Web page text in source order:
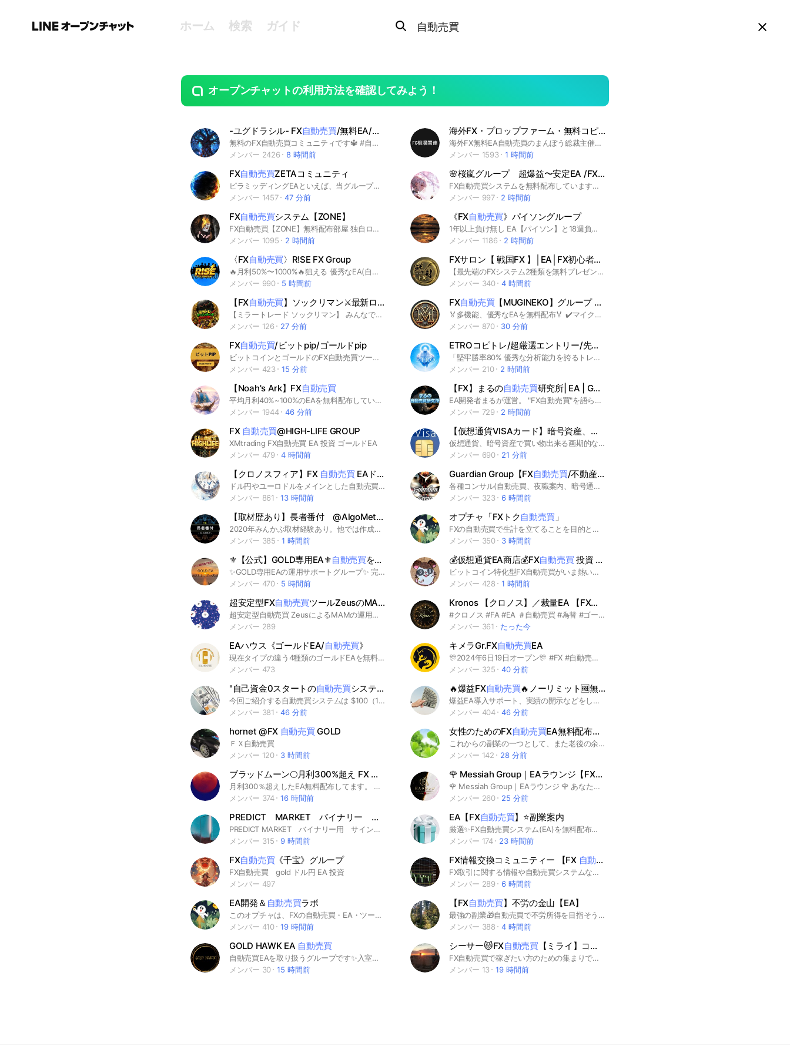
ホーム 検索 ガイド
OpenChats
or
search
area
オープンチャットの利用方法を確認してみよう！
-ユグドラシル- FX自動売買/無料EA/ユーロドル/GOLD
無料のFX自動売買コミュニティです🔱 #自動売買 #EA #無料EA #FX #GOLD #EURUSD #為替 #バイナリー #BO #バイオプ #バイナリーオプション #BO配信 #トレード #コピトレ #配信 #BTC #Bitcoin #ビットコイン #仮想通貨 #仮想通貨 #暗号通貨 #副業 #投資初心者 #資産運用
メンバー 2426
8 時間前
海外FX・プロップファーム・無料コピトレ無料EA
海外FX無料EA自動売買のまんぼう総裁主催のオープンチャットです まんぼう総裁が取り上げるEA自動売買・FX・商品先物・暗号通貨や海外FXブローカーの話しなどの相場関連のオープンチャットです まずはノートの規約の確認をお願いします ＊許可の無い宣伝投稿は即BANします #海外FX #EA自動売買 #コピトレ #コピートレード #Ctrader
メンバー 1593
1 時間前
FX自動売買ZETAコミュニティ
ピラミッディングEAといえば、当グループにお任せ下さい🔥 今年に入ってからのトレンド相場はピラミッディングシステムには寧ろご褒美‼️ナンピンEAがお嫌いな方にもお勧めできます‼️ #バイナリー無料配信 #バイナリー初心者 #バイナリーオプション #バイナリー無料配信案内 #バイナリー #バイナリーレクチャー #バイナリー女子は詐欺 #副業 #主婦 #FX #FX自動売買#マイクロ口座#fxトレーダー #相互フォロー #いいね返し #億トレーダー #いいね #転売 #副業 #マーチン無し #平成生まれ #筋トレ #バイナリーレクチャー #相互フォロー #ハイローオーストリア #バイナリー初心者 #ツール #FX自動売買 #フォロば100 #バイナリー配信 #フォロー返し #バカラ無料配信 #ビットコイン #仮想通貨 #暗号資産 #ゴールド #GOLD ＃ドル円 #ユロドル #ユロル
メンバー 1457
47 分前
🌸桜嵐グループ 超爆益〜安定EA /FX
自動売買
FX自動売買システムを無料配布しています。超爆益EAから安定EAまで幅広いラインナップがあり、当グループだけでポートフォリオが完結。【 ゆうと】【こはる】の管理者2名体制でしっかり運用サポートをさせていただきます。 ゴールド/ポンドル/ビットコイン/FX自動売買システム
メンバー 997
2 時間前
FX自動売買システム【ZONE】
FX自動売買【ZONE】無料配布部屋 独自ロジックをベースとし急変救済機能を搭載！トレンド時に有効に発動！ #無料EA #ゴールドEA #FX自動売買 #投資
メンバー 1095
2 時間前
《FX自動売買》パイソングループ
1年以上負け無し EA【パイソン】と18週負け無しのGOLD EA【キングパイソン】の2種類を無料配布中！ #FX無料配信 #FX自動売買 #バイナリー #バカラ #先出し #ゴールド #ユロドル #ドル円 #無料EA #副業 #アフィリエイト #オンカジ #仮想通貨
メンバー 1186
2 時間前
〈FX自動売買〉R!SE FX Group
🔥月利50%〜1000%🔥狙える 優秀なEA(自動売買ツール)のみ無料配布中！ ーここはFXを通じて日常を変化させ、そして"RISE(上昇)"させていく本気の人達が集まる場所ー 実績配信・運用/設置サポート・マインド発信 初心者から経験者まで幅広く運用中！ Gold特化爆益EAから安定型EAまで幅広く提供‼️ こんなに豊富なEAが揃っているのは R!SE FX Groupだけ‼️ 🌪️ Gold特化極爆益EA 🌪️ 想定月利500％〜1000％ 🐉Gold特化極爆益EA🐉 想定月利100%〜500％ 運用中の方も検討中の方も 👇マナーのある方はお気軽に入られて下さい👇 ※入られましたら右上三本線からノートを全てご覧下さい※ 🚨違反宣伝行為禁止🚨 #自動売買 #FX自動売買 #EA #無料EA #自動売買ツール #自動売買EA
メンバー 990
5 時間前
FXサロン【 戦国FX 】│EA│FX初心者│FXトレード│株│仮想通貨│
【最先端のFXシステム2種類を無料プレゼント🎁】 FX無料サロン【戦国FX】では 最先端のFXシステム2種類を 完全無料でプレゼントしております🎁 有料ではなく無料になってますので 気軽にご参加くださいね！ #FX #FX初心者 #FX自動売買 #FX裁量 #FXトレード #FXトレード #株 #仮想通貨 #トレード #副業 #アフィリエイト #転売 #ブログ #インスタ #Tiktok #無料でできる #主婦 #サラリーマン #学生
メンバー 340
4 時間前
【FX自動売買】ソックリマン⚔️最新ロジックEA 自動売買 🤖成功報酬0で運用📈スマホのみ初心者歓迎🎉
【ミラートレード ソックリマン】 みんなで情報を共有しながら、相場と向き合う “参加型ミラートレードコミュニティ” ━━━━━━━━━━━━━━━ ■ ソックリマンとは？ ━━━━━━━━━━━━━━━ ミラートレード ソックリマンは、 FX・GOLD・EURUSDなどの運用情報を共有しながら、 初心者〜経験者まで交流できるオープンチャットです。 実際の運用者の考え方や資金管理、 相場への向き合い方を学びながら、 自分自身のトレード知識を深めていくことを目的としています。 「1人で相場を見るのが不安…」 「トレード仲間が欲しい」 「ミラトレを学びながら運用したい」 そんな方に向けたコミュニティです。 ━━━━━━━━━━━━━━━ ■ 運用スタイル ━━━━━━━━━━━━━━━ 親口座は、最新EA（自動売買システム）を利用して運用しています。 裁量トレードではなく自動売買による運用のため、 感情に左右されにくい運用を目指しています。 また、 ✅ VPS不要 ✅ 成功報酬無し ✅ スマホ中心でも管理しやすい環境 など、できるだけシンプルに参加しやすい形を目指しています。 ━━━━━━━━━━━━━━━ ■ メリット ━━━━━━━━━━━━━━━ ✅ ミラートレードの考え方を学べる ✅ 相場情報をリアルタイムで共有できる ✅ 自動売買による感情に左右されにくい運用 ✅ 初心者でも質問しやすい環境 ✅ 資金管理やリスク管理の意識が身につく ✅ VPS不要で始めやすい ✅ 成功報酬無しで参加しやすい ━━━━━━━━━━━━━━━ ■ デメリット・注意点 ━━━━━━━━━━━━━━━ ⚠ 相場状況により損失が発生する場合があります ⚠ ミラートレードは利益を保証するものではありません ⚠ 急変動やロスカットが発生する可能性があります ⚠ 自動売買でも相場状況によって成績が変動します ⚠ 過去実績は将来の成果を保証するものではありません ⚠ 必ず余剰資金でご参加ください ━━━━━━━━━━━━━━━ ■ 参加前のお願い ━━━━━━━━━━━━━━━ 当コミュニティは、情報共有および交流を目的としており、 特定の金融商品の売買推奨、投資助言、利益保証を目的とするものではありません。 最終的な投資判断は、ご自身の責任と判断でお願いします。
メンバー 126
27 分前
FX自動売買 【MUGINEKO】グループ ゴールド GOLD EA 全通通貨ペア
🏅多機能、優秀なEAを無料配布🏅 ✔️マイクロ口座対応！（1万円〜運用）︎︎︎︎ ︎︎︎︎✔️全通貨ペア対応︎︎︎︎！ #FX自動売買 #FX自動売買 #自動売買 #FX #EA #無料EA #GOLDEA#GOLD #ゴールド #ゴールドEA #XAU #ゴールドEA #ゴールド自動売買 #FX自動売買 #為替 #BTC #ビットコイン #Bitcoin #仮想通貨 #暗号資産 #暗号通貨 #トレード #全通貨ペア #全通貨ペア対応 #ドル円
メンバー 870
30 分前
FX自動売買/ビットpip/ゴールドpip
ビットコインとゴールドのFX自動売買ツールを無料配布しています。 タイプの異なる4つのEAです。 EA初めての方歓迎です。設定代行もさせていただきます。 まずは、ノートをご確認ください。
メンバー 423
15 分前
ETROコピトレ/超厳選エントリー/先出し裁量配信/GOLD/ゴールドEA/FX/
「堅牢勝率80% 優秀な分析能力を誇るトレーダーKouの 圧倒的に安全な厳選エントリーで最も再現性の高いコピトレ。破綻率を極限まで下げた完璧なトレード」 #自動売買 #FX #EA #GOLD #ゴールド #XAU #バイナリーオプション #バイナリー #為替 #BTC #ビットコイン #Bitcoin #仮想通貨 #暗号資産 #暗号通貨＃コピートレード＃コピトレ#トレード #バイオプ #BO #投資 #副業 #レクチャー #投資 #サロン #先出し #裁量
メンバー 210
2 時間前
【Noah's Ark】FX自動売買
平均月利40%~100%のEAを無料配布しています📈 皆様気軽にご参加ください✨ #自動売買 #FX #EA #GOLD #ゴールド #ドル円 #USDJPY #ユーロドル #バイナリー #バイナリーオプション #為替 #配信 #先出し #ビットコイン #BTC #Bitcoin #仮想通貨 #副業 #ビジネス
メンバー 1944
46 分前
【FX】まるの自動売買研究所| EA | GOLD
EA開発者まるが運営。 "FX自動売買"を語らう。 実践研究コミュニティ部屋 FX 海外FX XM GOLD XAUUSD 自動売買 EA 無料EA ナンピンマーチン 高利回り 爆益 複利運用 EA開発 バックテスト Forwardテスト 資金管理 ハイレバレッジ ゼロカット スキャルピング デイトレード スイングトレード ポジショントレード 裁量補助 コピートレード PAMM MAM IB IntroducingBroker アフィリエイト 案件 副業 在宅ワーク 初心者歓迎 無料相談 24時間サポート LINE集客 SNSマーケティング Twitter YouTube SEO タグ付け バックリンク キーワード選定 バイナリーオプション BTC USDT 仮想通貨 DeFi レンディング ステーキング NFT メタバース ポイント錬金 セルフバック ASP A8 インプレッション課金 CPC広告 Meta広告 FacebookAds GoogleAds トレンド解析 リスクヘッジ ヘッジファンド ポートフォリオ テクニカル分析 ファンダメンタルズ ダウ理論 エリオット波動 フィボナッチ 移動平均線 ボリンジャーバンド RSI MACD CCI モメンタム ボラティリティ 経済指標 FOMC CPI 雇用統計 地政学リスク 金利差 スワップポイント ETF CFD 先物 オプション AIトレード 機械学習 Python Pandas バックテスター VPS クラウドサーバー 高速約定 低スプレッド マイクロ口座 ゼロ口座 リベート キャッシュバック ボーナス 入金不要 クレジット ビットウォレット STICPAY 即時出金 法人化 節税 経費計上 確定申告 損益通算 海外送金 AML KYC 匿名性 プライバシー マネロン対策 税務調査 金融庁 レギュレーション コンプライアンス 少額スタート 積立 長期投資 短期売買 両建て システムトレード 定型化 自動化 業務効率化 チャットボット ChatGPT プロンプトエンジニアリング API連携 ノーコードツール Zapier Make スプレッドシート連携 Webhook CRM MAツール 多通貨ペア AUDJPY EURUSD GBPUSD クロス円 ゴールド
メンバー 729
2 時間前
FX 自動売買@HIGH-LIFE GROUP
XMtrading FX自動売買 EA 投資 ゴールドEA
メンバー 479
4 時間前
【仮想通貨VISAカード】暗号資産、クリプトカードで買い物‼️
仮想通貨、暗号資産で買い物出来る画期的なクリプトカードが登場‼️ビットコインやイーサリアムやリップルやUSDTで世界の何処でもVISA加盟店でいつでも買い物出来る🤩そして、日本のATMでも現金出金が出来ますよ🏧クレジットカードやデビットカードと違い審査不要で誰でも簡単に買い物出来ちゃうので嬉しい😊更に残高は全自動売買AI botが資産を運用してくれるので、どんどん利息が溜まっちゃいます‼️
メンバー 690
21 分前
【クロノスフィア】FX 自動売買 EAドル円 ゴールド ユーロドル 副業
ドル円やユーロドルをメインとした自動売買グループです。 ナンピンシステムや単ポジシステムなどを扱ってます。 #EA#ドル円#自動売買#ゴールド#オージー#FX#投資#副業#xau#クロス
メンバー 861
13 時間前
Guardian Group【FX自動売買/不動産投資/企業投資/資金調達/夜職紹介】
各種コンサル(自動売買、夜職案内、暗号通貨、不動産投資、企業投資、資金調達)やってます。代理店も常時募集中。各種興味がある方はお声がけいただければと思います。 下ネタ、誹謗中傷、他オプチャなどへの誘導以外であれば雑談可です！
メンバー 323
6 時間前
【取材歴あり】長者番付 @AlgoMetaグループ@EA@ 自動売買
2020年みんかぶ取材経験あり。他では作成できないEAを提供しております。 #ゴールド #高収入 #自動売買 #FX #投資 #BO配信 #無料配信 #ドル円 #暗号通貨 #コピートレード #XAU #GOLD #バイナリーオプション #株 #仮想通貨 #資産 #ユーロ #ポンド #爆益 #無料 #アフィリエイト #副業 #転職 #
メンバー 385
1 時間前
オプチャ「FXトク自動売買 」
FXの自動売買で生計を立てることを目的としたグループです。 皆さんの情報を共有して最短でFIREを目指しましょう！ 本業とは別の副収入の柱を作るのも良いですね。 もちろん、お小遣い稼ぎが目的でもOKです ＃FX自動売買 #EA #FX ＃GOLD #ゴールド系EA #FIRE
メンバー 350
3 時間前
⚜️【公式】GOLD専用EA⚜️自動売買を専業が全力サポート⭐️完全無料⭐️
✨GOLD専用EAの運用サポートグループ✨ 完全無料でEA提供＆導入サポートしております😊 📈 実績公開中（0.01lotからOK） 📩 資産運用・設定相談も全て無料 💡初心者・副業未経験でも安心スタート！ 📍爆益型「Z」／安定型「ペルセポネ」 📊 毎日実績報告あり！ 🔻こんな方におすすめ ・FXは初心者だけど興味がある ・完全放置で資産形成したい ・人任せではなく、中身も理解したい 安心して参加できるオープンチャットです📩 #FX初心者歓迎 #自動売買EA #副業情報 #ゴールドトレード #資産形成 #完全自動 #爆益型EA #スタンダード口座 #低リスク投資 #副収入のある暮らし #ペルセポネ #EA運用実績 #ゴールド運用 #月利報告 #副業仲間募集中 #在宅副業 #FIREしたい #放置で資産運用 #信頼サポート付き #EA無料配布中 #本日の経済指標 #指標トレード #FOMC待ち #雇用統計 #ゴールド分析 #ドル円予想 #自動売買EA #FX自動売買 #爆益型EA
メンバー 470
5 時間前
💰仮想通貨EA商店💰FX自動売買 投資 BTC配信 仮想通貨 無料EA
ビットコイン特化型FX自動売買がいま熱い🔥 無料でEAを配布中🪙
メンバー 428
1 時間前
超安定型FX自動売買ツールZeusのMAM運用に関する情報交換場所
超安定型自動売買 ZeusによるMAMの運用情報交換する場所になります。
メンバー 289
Kronos 【クロノス】／裁量EA 【FX配信】無料配布/
#クロノス #FA #EA ＃自動売買 #為替 #ゴールド #GOLD ＃バイナリー＃為替#配信#BTC #ビットコイン ＃ Bitcoin #仮想通貨＃暗号資産#暗号通貨＃コピートレード＃コピトレ#トレード＃バイオプ＃投資#副業#レクチヤー＃投資#MAM ＃PAMM ＃裁量#USD#ドル円＃金融＃ビジネス＃不労所得＃月利#お小遣い＃副収入＃無料配信
メンバー 361
たった今
EAハウス《ゴールドEA/自動売買》
現在タイプの違う4種類のゴールドEAを無料配布中🏠当オプチャではユーザーさんへのフォローに力を入れています✨EA初心者歓迎🔰EAについて理解を深め一緒に資産形成していきましょう💪＃FX初心者＃初心者投資家＃EA＃自動売買 #ドル円 #ゴールド＃FIRE＃ユロ円＃早期退職＃副業＃在宅＃副業＃株＃為替＃雑談 #検証＃Bitcoin＃BTC＃仮想通貨＃宣伝 #バイナリー#情報
メンバー 473
キメラGr.FX自動売買EA
🎊2024年6日19日オープン🎊 #FX #自動売買 #EA #無料EA #無料配布 #為替 #投資 #ゴールド #FX配信#ビットコイン
メンバー 325
40 分前
"自己資金0スタートの自動売買システム"
今回ご紹介する自動売買システムは $100（15,000円）を過去6か月で約55倍の $5500（820,000円）まで増やした実績のあるシステムとなっています✨ 気になる自己資金$100の捻出ですが、、、 2009年設立の老舗証券会社Vantage Tradingの登録ボーナス($100)を使います！ 受け取ったボーナス$100をノーリスク運用することでハイリターンを狙えるチャンスを創りだしました👌 自分の運用資金の持ち出しは完全０でスタート可能なシステムとなっております！ #FX #自動売買 #EA #投資 #副業 #不労所得 #ゴールド #GOLD #XAUUSD #ユーロドル #ドル円 #FX自動売買 #シストレ #自動売買システム #トレード #裁量 #専業 #兼業 #爆益 #爆益EA #ゴールドEA #GOLDEA #バカラ #バイナリー #BO
メンバー 381
46 分前
🔥爆益FX自動売買🔥ノーリミット🆓無料配布中🆓【最新goldEA】
爆益EA導入サポート、実績の開示などをします！ 自動売買の意見交換なども出来ればと思もっていますので、お気軽にご参加下さい^^ #自動売買 #FX #無料EA
メンバー 404
46 分前
hornet @FX 自動売買 GOLD
ＦＸ自動売買
メンバー 120
3 時間前
女性のためのFX自動売買EA無料配布⭐️まのん
これからの副業の一つとして、また老後の余裕としてのFX自動売買💰EA無料配布💵３通貨#副業#FX#FX自動売買#EA無料配布
メンバー 142
28 分前
ブラッドムーン🌕月利300%超え FX
自動売買 検証 稼働 EA無料配布
月利300％超えしたEA無料配布してます。 ぜひ一緒に資産を増やしていきましょう！ 投資初心者、FXの自動売買で資産形成をしましょう！ #自動売買 #FX #EA #gold #GOLD #ゴールド #投資 #副業 #株 #物販 #サロン #ビットコイン #未来 #投資初心者 #BO #仮想通貨
メンバー 374
16 時間前
🌹 Messiah Group｜EAラウンジ【FX
自動売買
🌹 Messiah Group｜EAラウンジ 🌹 あなたに合ったEAが、ここにある。 FX自動売買（EA）の無料配布・運用サポートコミュニティです。 はじめまして、管理人のうめ子です🌸 EAラウンジでは、初心者から経験者まで、一人ひとりの運用スタイルに合わせて選べるEAをご用意しています。 🌹 Messiah Collection（EAコレクション） あなたの運用スタイルに合わせて選べる、4つの看板EA。 🛡 Slalom Edge 守りながら、勝つ。 可変ナンピンとスラローム制御を搭載した、リスク管理重視の安定運用モデル。 📈 G-TRADE VECTOR 流れを捉え、利益へ導く。 トレンドに沿って利益を狙う、戦略型EA。 🌹 閃光メシア 美しく、冷静に、利益を狙う。 厳選したポイントだけでエントリーする、順張り特化モデル。 👑 金翼ルシファー 大きく狙う、その翼。 短期で利益を狙う、爆発力重視のハイリターンモデル。 🌸 うめ子が大切にしていること 私は、「ただ稼げればいい」とは考えていません。 大切な資金だからこそ、 ✅ 無理なロットで運用しない ✅ 危険な相場では無理をしない ✅ まずは資金回収を優先する ✅ 長く相場で生き残ることを大切にする EAは「放置して稼ぐもの」ではなく、管理しながら育てていくもの。 安心して運用を続けられるよう、導入から運用までしっかりサポートします😊 📌 サポート内容 ✅ EA無料配布 ✅ 導入・初期設定サポート ✅ VPSサポート ✅ 相場情報・重要指標の配信 ✅ 運用サポート 利益だけではなく、安心も届けたい。 運営：Messiah Group #FX #EA #自動売買 #GOLD #仮想通貨 #副収入 #初心者歓迎
メンバー 260
25 分前
PREDICT MARKET バイナリー サインツール 自動売買
PREDICT MARKET バイナリー用 サインツール 自動売買
メンバー 315
9 時間前
EA【FX自動売買】⭐️副業案内
厳選✨FX自動売買システム(EA)を無料配布中！✨5万円から可能✨月利50〜500%✨✨#ゴールドEA #FX #FX自動売買 #爆益 #ドル円 #FXトレーダー#副業#投資 #主婦 #爆益系 #安定系EA
メンバー 174
23 時間前
FX自動売買 《千宝》グループ
FX自動売買 gold ドル円 EA 投資
メンバー 497
FX情報交換コミュニティー 【FX 自動売買
FX取引に関する情報や自動売買システムなどに関する情報を皆さんにお伝えしていきます。#FX
メンバー 289
6 時間前
EA開発＆ 自動売買ラボ
このオプチャは、FXの自動売買・EA・ツールについて気軽に話せる場所です。EA開発者も、EA使ってるだけの人も、これから始めたい人も歓迎です。
メンバー 410
19 時間前
【FX自動売買】不労の金山【EA】
最強の副業🎁自動売買で不労所得を目指そう✨ サラリーマン月収超え多数在籍中😊 → FX自動売買ルームとなりました。 安定型〜爆益型まで一つのEAで全て設定できるようになっています。 ロスカット、稼働停止ばかりのゴールドEAにはうんざりの方、ぜひご参加を。 #バイナリーオプション #BO #バイナリー #ハイローオーストラリア #Bi-winning #ザオプション #副業 #お金儲け #配信 #無料配信 #お小遣い稼ぎ #主婦 #副業 #投資 #ギャンブル #ビジネス #投資 #FX #積み立てNISA #stepn #暗号通貨 #仮想通貨 #ビットコイン #イーサリアム #リップル #Bitcoin #ETH #Ripple #草コイン #アルトコイン #ドル円 #クロス円 #ポンド円 #オジ円 #円安 #ポイ活 #懸賞 #お金持ち #節約 #ネットビジネス #配信 #ネット配信 #声 #ディスコード #Discord #株式 #アフィリエイト #FX自動売買 #EA #ゴールドEA #副業 #ポイ活 #お小遣い稼ぎ #スタバ #スターバックス #プレゼント #PayPay #懸賞 #ギフト券 #お得 #プレゼント #無料
メンバー 388
4 時間前
GOLD HAWK EA 自動売買
自動売買EAを取り扱うグループです✨入室の際は名前･アイコンの変更等をお願いします🙇‍♀️
メンバー 30
15 時間前
シーサー😾FX自動売買 【ミライ】コミュニティ
FX自動売買で稼ぎたい方のための集まりです。毎日の損益や運用状況など共有します。
メンバー 13
19 時間前